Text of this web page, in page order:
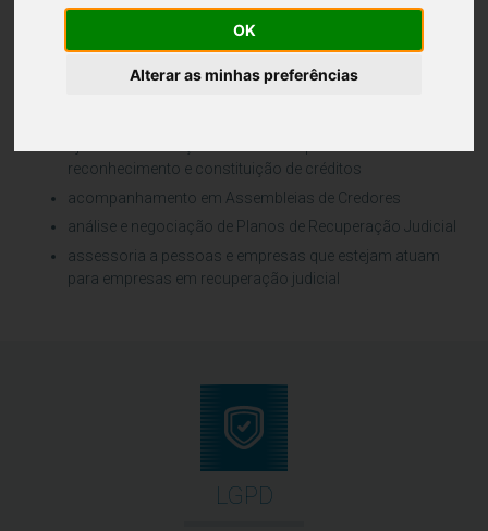
OK
Alterar as minhas preferências
Nesse sentido, temos expertise no assessoramento as
seguintes questões envolvendo recuperações judicias e
falências
reconhecimento e constituição de créditos
acompanhamento em Assembleias de Credores
análise e negociação de Planos de Recuperação Judicial
assessoria a pessoas e empresas que estejam atuam
para empresas em recuperação judicial
LGPD